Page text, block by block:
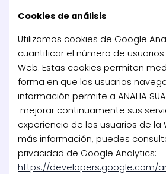
Cookies de análisis
Utilizamos cookies de Google
cuantificar el número de
Web. Estas cookies permiten
forma en que los usuarios
información permite a ANALIA
mejorar continuamente sus
experiencia de los usuarios de la
más información, puedes
privacidad de Google Analytics:
https://developers.google.com/